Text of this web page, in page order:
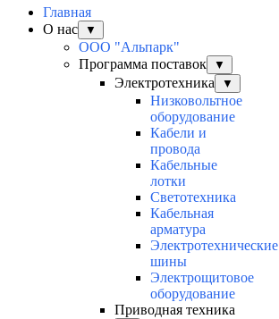
Главная
О нас
▼
ООО "Альпарк"
Программа поставок
▼
Электротехника ▼
Низковольтное
оборудование
Кабели и
провода
Кабельные
лотки
Светотехника
Кабельная
арматура
Электротехнические
шины
Электрощитовое
оборудование
Приводная техника